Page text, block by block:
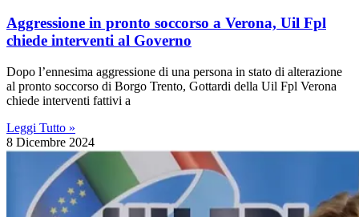
Aggressione in pronto soccorso a Verona, Uil Fpl
chiede interventi al Governo
Dopo l’ennesima aggressione di una persona in stato di alterazione
al pronto soccorso di Borgo Trento, Gottardi della Uil Fpl Verona
chiede interventi fattivi a
Leggi Tutto »
8 Dicembre 2024